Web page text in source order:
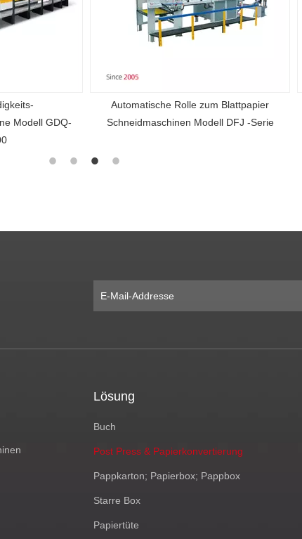
Modell GDQ-
Automatische Rolle zum Blattpapier
Schneidmaschinen Modell DFJ -Serie
Lösung
Buch
Post Press & Papierkonvertierung
Pappkarton; Papierbox; Pappbox
Starre Box
Papiertüte